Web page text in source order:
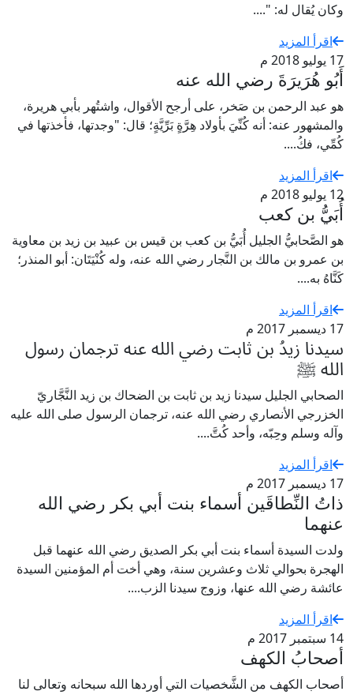
وكان يُقال له: "....
اقرأ المزيد
17 يوليو 2018 م
أَبُو هُرَيرَةَ رضي الله عنه
هو عبد الرحمن بن صَخر، على أرجح الأقوال، واشتُهر بأبي هريرة،
والمشهور عنه: أنه كُنِّيَ بأولاد هِرَّةٍ بَرِّيَّةٍ؛ قال: "وجدتها، فأخذتها في
كُمِّي، فكُ....
اقرأ المزيد
12 يوليو 2018 م
أُبَيُّ بن كعب
هو الصَّحابيُّ الجليل أُبَيُّ بن كعب بن قيس بن عبيد بن زيد بن معاوية
بن عمرو بن مالك بن النَّجار رضي الله عنه، وله كُنْيَتَان: أبو المنذر؛
كَنَّاهُ به....
اقرأ المزيد
17 ديسمبر 2017 م
سيدنا زيدُ بن ثابت رضي الله عنه ترجمان رسول
الله ﷺ
الصحابي الجليل سيدنا زيد بن ثابت بن الضحاك بن زيد النَّجَّاريّ
الخزرجي الأنصاري رضي الله عنه، ترجمان الرسول صلى الله عليه
وآله وسلم وحِبّه، وأحد كُتَّ....
اقرأ المزيد
17 ديسمبر 2017 م
ذاتُ النِّطاقَين أسماء بنت أبي بكر رضي الله
عنهما
ولدت السيدة أسماء بنت أبي بكر الصديق رضي الله عنهما قبل
الهجرة بحوالي ثلاث وعشرين سنة، وهي أخت أم المؤمنين السيدة
عائشة رضي الله عنها، وزوج سيدنا الزب....
اقرأ المزيد
14 سبتمبر 2017 م
أصحابُ الكهف
أصحاب الكهف من الشَّخصيات التي أوردها الله سبحانه وتعالى لنا